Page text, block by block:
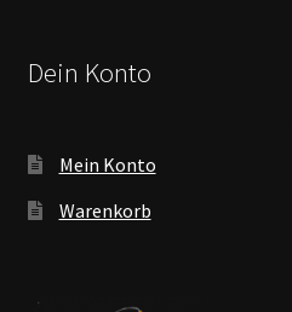
Dein Konto
Mein Konto
Warenkorb